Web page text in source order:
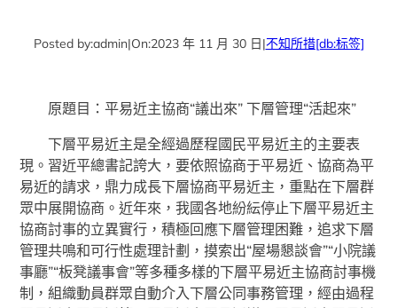
Posted by:admin|On:2023 年 11 月 30 日|不知所措[db:标签]
原題目：平易近主協商“議出來” 下層管理“活起來”
下層平易近主是全經過歷程國民平易近主的主要表
現。習近平總書記誇大，要依照協商于平易近、協商為平
易近的請求，鼎力成長下層協商平易近主，重點在下層群
眾中展開協商。近年來，我國各地紛紜停止下層平易近主
協商討事的立異實行，積極回應下層管理困難，追求下層
管理共鳴和可行性處理計劃，摸索出“屋場懇談會”“小院議
事廳”“板凳議事會”等多種多樣的下層平易近主協商討事機
制，組織動員群眾自動介入下層公同事務管理，經由過程